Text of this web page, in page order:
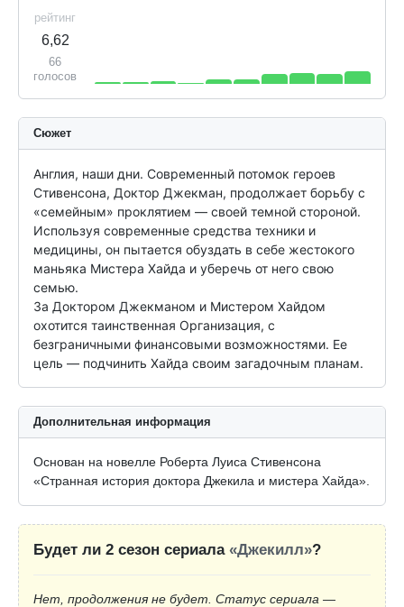
рейтинг
6,62
66
голосов
Сюжет
Англия, наши дни. Современный потомок героев
Стивенсона, Доктор Джекман, продолжает борьбу с
«семейным» проклятием — своей темной стороной.
Используя современные средства техники и
медицины, он пытается обуздать в себе жестокого
маньяка Мистера Хайда и уберечь от него свою
семью.
За Доктором Джекманом и Мистером Хайдом
охотится таинственная Организация, с
безграничными финансовыми возможностями. Ее
цель — подчинить Хайда своим загадочным планам.
Дополнительная информация
Основан на новелле Роберта Луиса Стивенсона
«Странная история доктора Джекила и мистера Хайда».
Будет ли 2 сезон сериала «Джекилл»?
Нет, продолжения не будет. Статус сериала —